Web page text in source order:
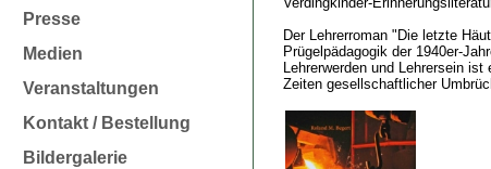
Presse
Medien
Veranstaltungen
Kontakt / Bestellung
Bildergalerie
Der Lehrerroman "Die letzte
Prügelpädagogik der 1940er-
Lehrerwerden und Lehrersein
Zeiten gesellschaftlicher